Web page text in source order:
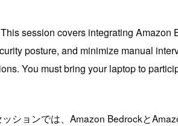
session covers integrating Amazon
posture, and minimize manual
You must bring your laptop to
ションでは、Amazon Bedrockと